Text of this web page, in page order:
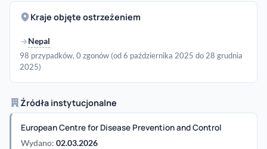
Kraje objęte ostrzeżeniem
Nepal
98 przypadków, 0 zgonów (od 6 października 2025 do 28 grudnia
2025)
Źródła instytucjonalne
European Centre for Disease Prevention and Control
Wydano: 02.03.2026